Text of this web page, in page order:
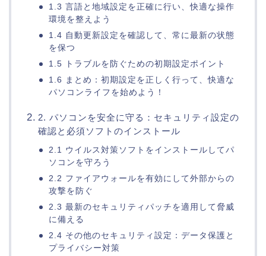
1.3 言語と地域設定を正確に行い、快適な操作
環境を整えよう
1.4 自動更新設定を確認して、常に最新の状態
を保つ
1.5 トラブルを防ぐための初期設定ポイント
1.6 まとめ：初期設定を正しく行って、快適な
パソコンライフを始めよう！
2. パソコンを安全に守る：セキュリティ設定の
確認と必須ソフトのインストール
2.1 ウイルス対策ソフトをインストールしてパ
ソコンを守ろう
2.2 ファイアウォールを有効にして外部からの
攻撃を防ぐ
2.3 最新のセキュリティパッチを適用して脅威
に備える
2.4 その他のセキュリティ設定：データ保護と
プライバシー対策